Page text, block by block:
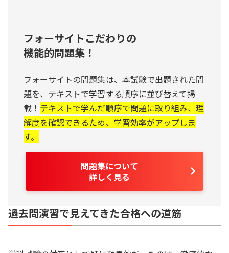
フォーサイトこだわりの
機能的問題集！
フォーサイトの問題集は、本試験で出題された問
題を、テキストで学習する順序に並び替えて掲
載！ テキストで学んだ順序で問題に取り組み、理
解度を確認できるため、学習効率がアップしま
す。
問題集について
詳しく見る
過去問演習で見えてきた合格への道筋